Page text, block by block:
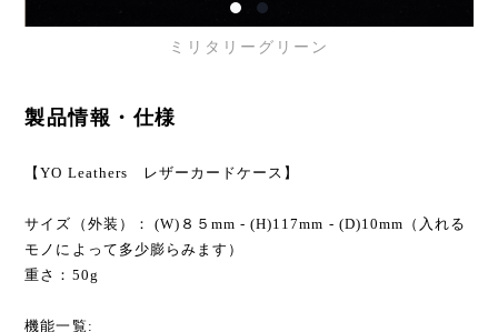
ミリタリーグリーン
製品情報・仕様
【YO Leathers レザーカードケース】
サイズ（外装）： (W)８５mm - (H)117mm - (D)10mm（入れる
モノによって多少膨らみます）
重さ：50g
機能一覧: